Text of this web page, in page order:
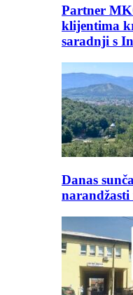
Partner
klijentima
saradnji s
Danas